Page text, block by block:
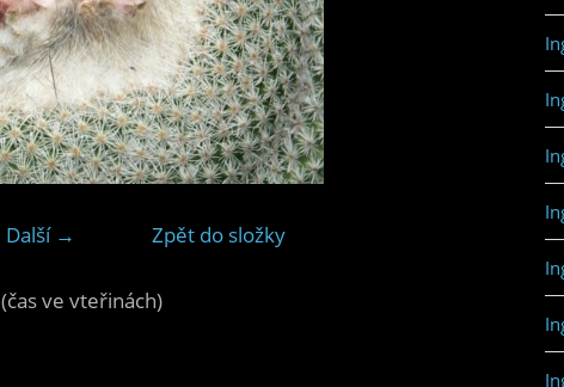
Další → Zpět do složky
(čas ve vteřinách)